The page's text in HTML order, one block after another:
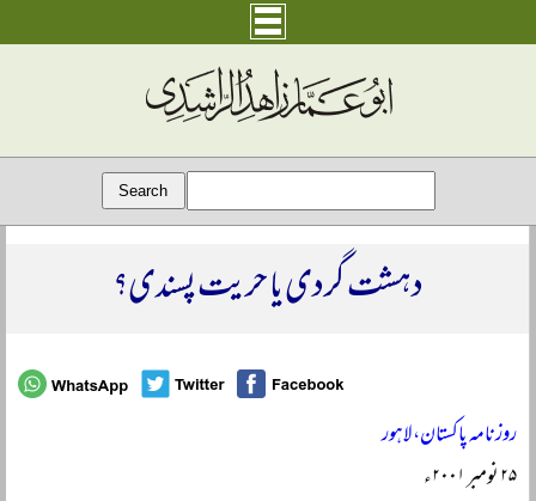
دہشت گردی یا حریت پسندی؟
روزنامہ پاکستان، لاہور
۲۵ نومبر ۲۰۰۱ء